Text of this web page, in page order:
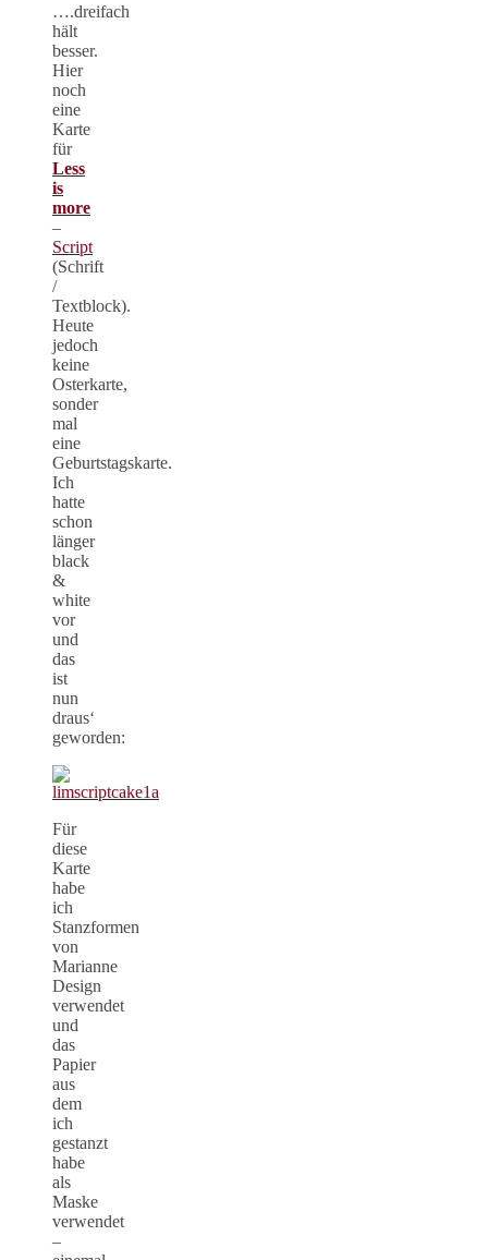
….dreifach
hält
besser.
Hier
noch
eine
Karte
für
Less
is
more
–
Script
(Schrift
/
Textblock).
Heute
jedoch
keine
Osterkarte,
sonder
mal
eine
Geburtstagskarte.
Ich
hatte
schon
länger
black
&
white
vor
und
das
ist
nun
draus‘
geworden:
Für
diese
Karte
habe
ich
Stanzformen
von
Marianne
Design
verwendet
und
das
Papier
aus
dem
ich
gestanzt
habe
als
Maske
verwendet
–